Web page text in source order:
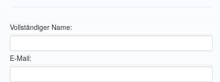
Vollständiger Name:
E-Mail: